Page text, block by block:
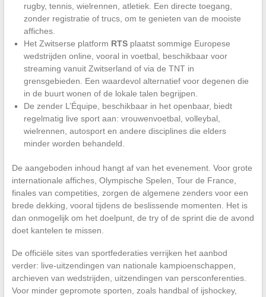
rugby, tennis, wielrennen, atletiek. Een directe toegang,
zonder registratie of trucs, om te genieten van de mooiste
affiches.
Het Zwitserse platform RTSplaatst sommige Europese
wedstrijden online, vooral in voetbal, beschikbaar voor
streaming vanuit Zwitserland of via de TNT in
grensgebieden. Een waardevol alternatief voor degenen die
in de buurt wonen of de lokale talen begrijpen.
De zender L’Équipe, beschikbaar in het openbaar, biedt
regelmatig live sport aan: vrouwenvoetbal, volleybal,
wielrennen, autosport en andere disciplines die elders
minder worden behandeld.
De aangeboden inhoud hangt af van het evenement. Voor grote
internationale affiches, Olympische Spelen, Tour de France,
finales van competities, zorgen de algemene zenders voor een
brede dekking, vooral tijdens de beslissende momenten. Het is
dan onmogelijk om het doelpunt, de try of de sprint die de avond
doet kantelen te missen.
De officiële sites van sportfederaties verrijken het aanbod
verder: live-uitzendingen van nationale kampioenschappen,
archieven van wedstrijden, uitzendingen van persconferenties.
Voor minder gepromote sporten, zoals handbal of ijshockey,